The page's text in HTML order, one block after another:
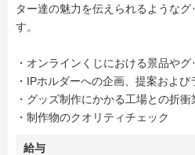
ター達の魅力を伝えられるような
す。
・オンラインくじにおける景品や
・IPホルダーへの企画、提案およ
・グッズ制作にかかる工場との折衝
・制作物のクオリティチェック
給与